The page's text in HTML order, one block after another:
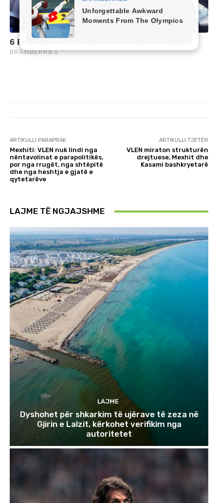
ARTIKULLI PARAPRAK
Mexhiti: VLEN nuk lindi nga
nëntavolinat e parapolitikës,
por nga rrugët, nga shtëpitë
dhe nga heshtja e gjatë e
qytetarëve
ARTIKULLI TJETËR
VLEN miraton strukturën
drejtuese, Mexhit dhe
Kasami bashkryetarë
LAJME TË NGJAJSHME
LAJME
Dyshohet për shkarkim të ujërave të zeza në
Gjirin e Lalzit, kërkohet verifikim nga
autoritetet